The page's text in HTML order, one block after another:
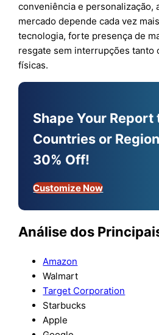
conveniência e personalização,
mercado depende cada vez
tecnologia, forte presença de
resgate sem interrupções tanto
físicas.
Shape Your
Countries or
30% Off!
Customize Now
Análise dos
Amazon
Walmart
Target Corporation
Starbucks
Apple